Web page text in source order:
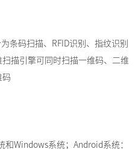
条码扫描、RFID识别、指纹识别
描引擎可同时扫描一维码、二维
码
和Windows系统；Android系统：